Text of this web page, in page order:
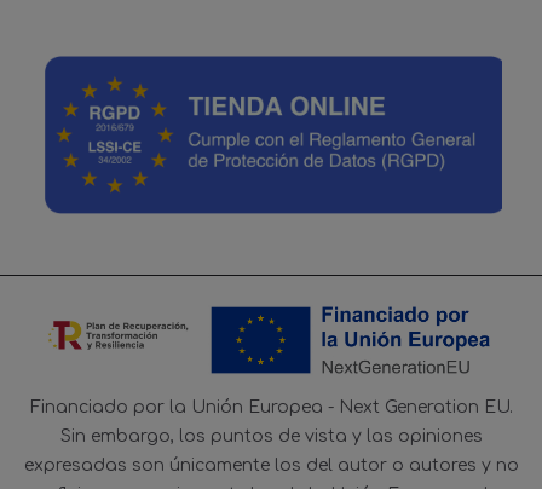
Financiado por la Unión Europea - Next Generation EU.
Sin embargo, los puntos de vista y las opiniones
expresadas son únicamente los del autor o autores y no